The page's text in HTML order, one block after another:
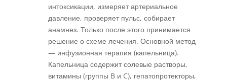
интоксикации, измеряет артериальное
давление, проверяет пульс, собирает
анамнез. Только после этого принимается
решение о схеме лечения. Основной метод
— инфузионная терапия (капельница).
Капельница содержит солевые растворы,
витамины (группы B и C), гепатопротекторы,